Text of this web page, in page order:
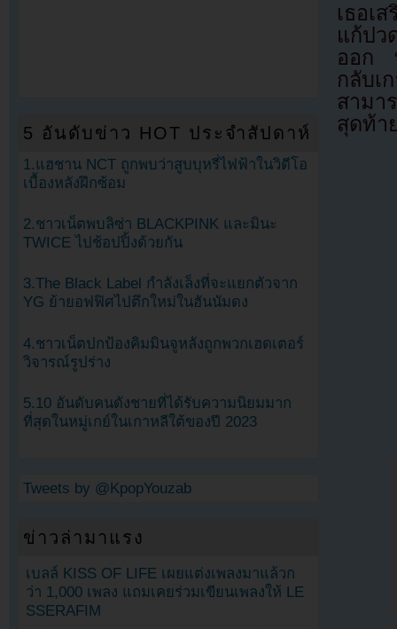
เธอเ
แก้ปว
ออก
กลับ
สามา
สุดท้า
5 อันดับข่าว HOT ประจำสัปดาห์
1.แฮชาน NCT ถูกพบว่าสูบบุหรี่ไฟฟ้าในวิดีโอ
เบื้องหลังฝึกซ้อม
2.ชาวเน็ตพบลิซ่า BLACKPINK และมินะ
TWICE ไปช้อปปิ้งด้วยกัน
3.The Black Label กำลังเล็งที่จะแยกตัวจาก
YG ย้ายอฟฟิศไปตึกใหม่ในฮันนัมดง
4.ชาวเน็ตปกป้องคิมมินจูหลังถูกพวกเฮดเตอร์
วิจารณ์รูปร่าง
5.10 อันดับคนดังชายที่ได้รับความนิยมมาก
ที่สุดในหมู่เกย์ในเกาหลีใต้ของปี 2023
Tweets by @KpopYouzab
ข่าวล่ามาแรง
เบลล์ KISS OF LIFE เผยแต่งเพลงมาแล้วก
ว่า 1,000 เพลง แถมเคยร่วมเขียนเพลงให้ LE
SSERAFIM